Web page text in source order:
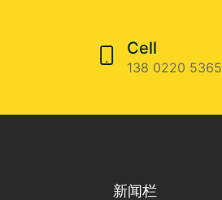
Cell
138 0220 5365
新闻栏